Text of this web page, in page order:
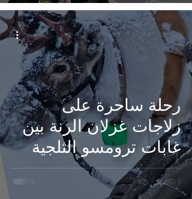
خشبية، غابات ترومسو،
رحلة ساحرة على
زلاجات غزلان الرنة بين
غابات ترومسو الثلجية
غزلان الرنة، ركوب
زلاجات الرنة، غابات